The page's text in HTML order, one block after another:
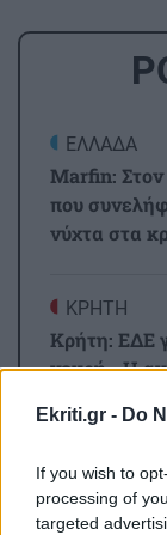
Ekriti.gr - Do
If you wish to
processing of
targeted
ΕΛΛΑΔΑ
Marfin: Στον
που
νύχτα στα
ΚΡΗΤΗ
Κρήτη: ΕΔΕ
νεκρή - Η
Κυψέλη:
-Γιατί ο